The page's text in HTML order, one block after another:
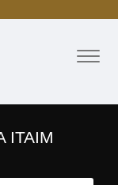
ITAIM